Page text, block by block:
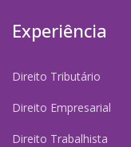
Experiência
Direito Tributário
Direito Empresarial
Direito Trabalhista